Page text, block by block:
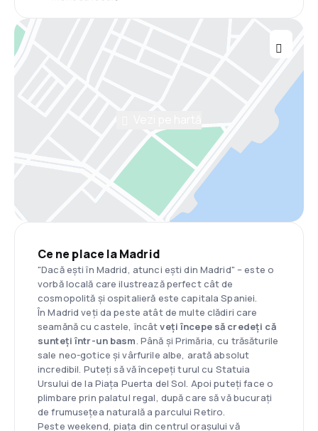
Ce ne place la Madrid
"Dacă ești în Madrid, atunci ești din Madrid" – este o
vorbă locală care ilustrează perfect cât de
cosmopolită și ospitalieră este capitala Spaniei.
În Madrid veți da peste atât de multe clădiri care
seamănă cu castele, încâtveți începe să credeți că
sunteți într-un basm. Până și Primăria, cu trăsăturile
sale neo-gotice și vârfurile albe, arată absolut
incredibil. Puteți să vă începeți turul cu Statuia
Ursului de la Piața Puerta del Sol. Apoi puteți face o
plimbare prin palatul regal, după care să vă bucurați
de frumusețea naturală a parcului Retiro.
Peste weekend, piața din centrul orașului vă